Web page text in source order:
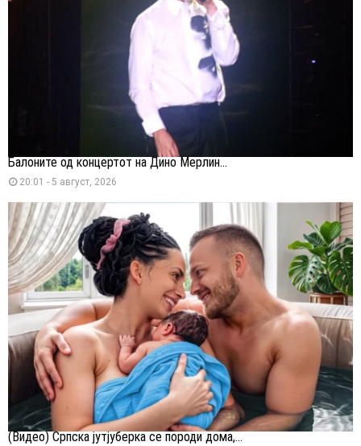
Балоните од концертот на Дино Мерлин...
20:01 - 5 август, 2026
(Видео) Српска јутјуберка се породи дома,...